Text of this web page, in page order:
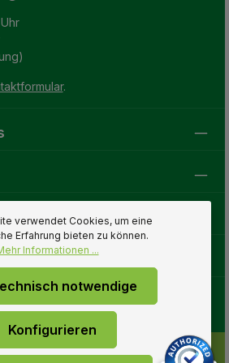
.
verwendet Cookies, um eine
Erfahrung bieten zu können.
Informationen ...
notwendige
Konfigurieren